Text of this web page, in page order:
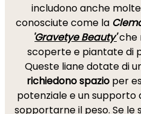
includono anche
conosciute come la
Gravetye Beauty'che
scoperte e piantate di
Queste liane dotate di
richiedono spazioper
potenziale e un supporto
sopportarne il peso. Se le